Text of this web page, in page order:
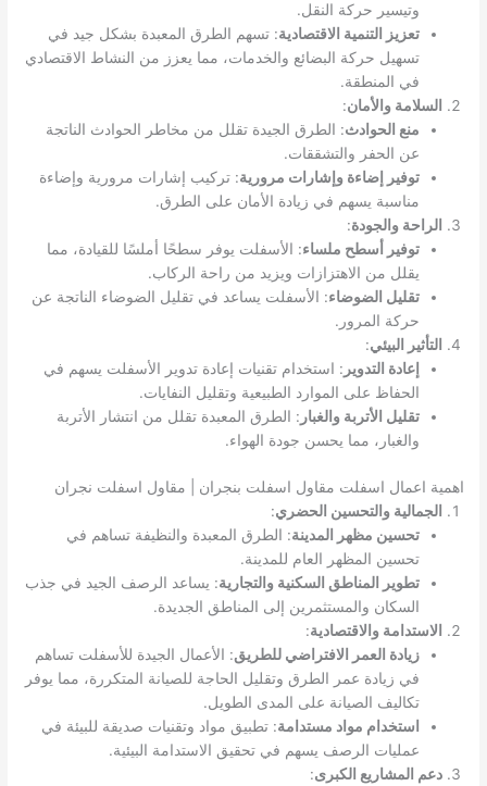
وتيسير حركة النقل.
تعزيز التنمية الاقتصادية: تسهم الطرق المعبدة بشكل جيد في
تسهيل حركة البضائع والخدمات، مما يعزز من النشاط الاقتصادي
في المنطقة.
السلامة والأمان:
منع الحوادث: الطرق الجيدة تقلل من مخاطر الحوادث الناتجة
عن الحفر والتشققات.
توفير إضاءة وإشارات مرورية: تركيب إشارات مرورية وإضاءة
مناسبة يسهم في زيادة الأمان على الطرق.
الراحة والجودة:
توفير أسطح ملساء: الأسفلت يوفر سطحًا أملسًا للقيادة، مما
يقلل من الاهتزازات ويزيد من راحة الركاب.
تقليل الضوضاء: الأسفلت يساعد في تقليل الضوضاء الناتجة عن
حركة المرور.
التأثير البيئي:
إعادة التدوير : استخدام تقنيات إعادة تدوير الأسفلت يسهم في
الحفاظ على الموارد الطبيعية وتقليل النفايات.
تقليل الأتربة والغبار : الطرق المعبدة تقلل من انتشار الأتربة
والغبار، مما يحسن جودة الهواء.
اهمية اعمال اسفلت مقاول اسفلت بنجران | مقاول اسفلت نجران
الجمالية والتحسين الحضري:
تحسين مظهر المدينة: الطرق المعبدة والنظيفة تساهم في
تحسين المظهر العام للمدينة.
تطوير المناطق السكنية والتجارية: يساعد الرصف الجيد في جذب
السكان والمستثمرين إلى المناطق الجديدة.
الاستدامة والاقتصادية:
زيادة العمر الافتراضي للطريق: الأعمال الجيدة للأسفلت تساهم
في زيادة عمر الطرق وتقليل الحاجة للصيانة المتكررة، مما يوفر
تكاليف الصيانة على المدى الطويل.
استخدام مواد مستدامة: تطبيق مواد وتقنيات صديقة للبيئة في
عمليات الرصف يسهم في تحقيق الاستدامة البيئية.
دعم المشاريع الكبرى: